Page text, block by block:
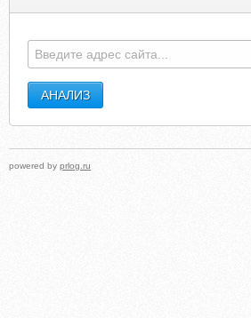
powered by prlog.ru